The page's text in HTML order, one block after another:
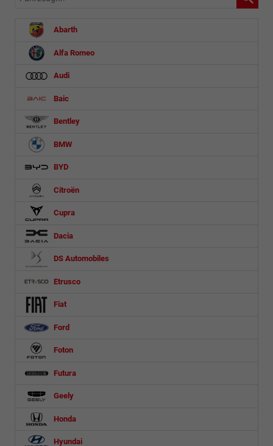
Abarth
Alfa Romeo
Audi
Baic
Bentley
BMW
BYD
Citroën
Cupra
Dacia
DS Automobiles
Etrusco
Fiat
Ford
Foton
Futura
Geely
Honda
Hyundai